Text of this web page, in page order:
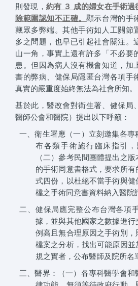
則發現， 約有 ３ 成的婦女在手術
除範圍認知不正確。 顯示台灣的手
藏眾多弊端。其他手術如人工關節
多之問題，也早已引起社會關注。
山一角，事實上還有許多「不必要
患。但因為病人沒有機會知道，加
書的弊病、健保局隱匿台灣各項手
真實的嚴重度始終無法為社會所知。
基於此，醫改會對衛生署、健保局
醫師公會和醫院）提出以下呼籲：
一、衛生署應（一）立刻邀集各
布各類手術施行臨床指引
（二）參考民間團體提出之
的手術同意書格式，要求所
式四份，以杜絕不當手術與
檔之手術同意書資料納入醫院
二、健保局應完整公布台灣各項
據，並與其他國家之數據進
例高且無合理原因之手術別
檔案之分析，找出可能原因
規之實者，公布醫師及院所名
三、醫界：（一）各專科醫學會和